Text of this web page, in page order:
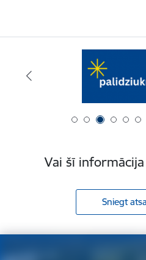
Vai šī
Sniegt